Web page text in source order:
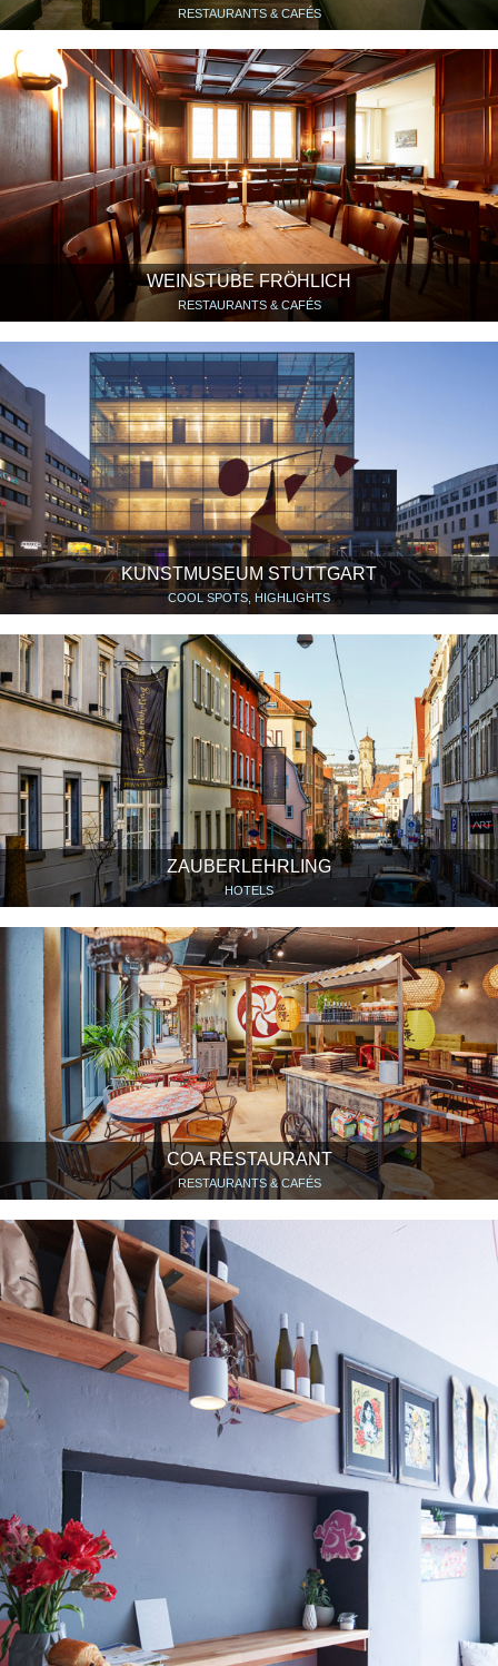
RESTAURANTS & CAFÉS
WEINSTUBE FRÖHLICH
RESTAURANTS & CAFÉS
KUNSTMUSEUM STUTTGART
COOL SPOTS, HIGHLIGHTS
ZAUBERLEHRLING
HOTELS
COA RESTAURANT
RESTAURANTS & CAFÉS